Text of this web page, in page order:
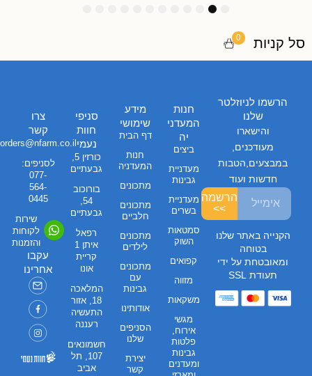
סל קניות 0
חנות
המעדני
יה
ביצים
מעדניית
גבינות
מעדניית
בשרים
סמטאות
השוק
קפואים
מזווה
משקאות
מגשי
אירוח,
פלטות
גבינות
ומעדנים
מידע
שימושי
דף הבית
חנות
המעדניה
מתכונים
מתכונים
חלביים
מתכונים
לילדים
מתכונים
עם
גבינות
אודותינו
הסניפים
שלנו
יצירת
קשר
סניפי
חוות
נעמי
כורזין 5,
גבעתיים
בורוכוב
54,
גבעתיים
רפאל
איתן 1
קריית
אונו
המלאכה
18, אזור
התעשיה
רעננה
חשמונאים
107, תל
אביב
צרו
קשר
orders@nfarm.co.il
לסניפים:
077-
564-
0445
שירות
לקוחות
והזמנות
עקבו
אחרינו
הרשמו לניוזלטר
שלנו
והישארו
מעודכנים,
במבצעים,הטבות
חדשות ועוד
הרשמה
>>
הקנייה באתר שלנו
בטוחה
ומאובטחת על ידי
תעודת SSL